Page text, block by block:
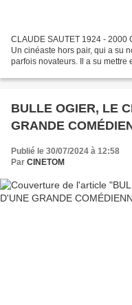
CLAUDE SAUTET 1924 - 2000
Un cinéaste hors pair, qui a su
parfois novateurs. Il a su mettre
BULLE OGIER, LE
GRANDE
Publié le 30/07/2024 à 12:58
Par CINETOM